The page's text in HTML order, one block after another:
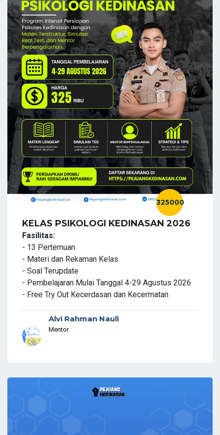
325000
KELAS PSIKOLOGI KEDINASAN 2026
Fasilitas:
- 13 Pertemuan
- Materi dan Rekaman Kelas
- Soal Terupdate
- Pembelajaran Mulai Tanggal 4-29 Agustus 2026
- Free Try Out Kecerdasan dan Kecermatan
Alvi Rahman Nauli
Mentor